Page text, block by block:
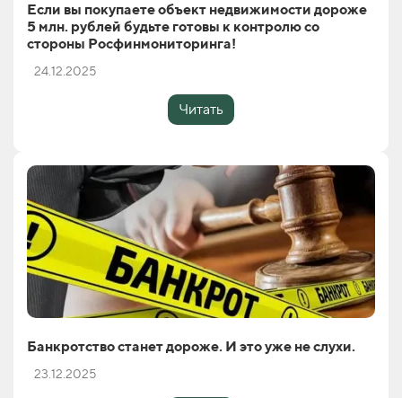
Если вы покупаете объект недвижимости дороже
5 млн. рублей будьте готовы к контролю со
стороны Росфинмониторинга!
24.12.2025
Читать
Банкротство станет дороже. И это уже не слухи.
23.12.2025